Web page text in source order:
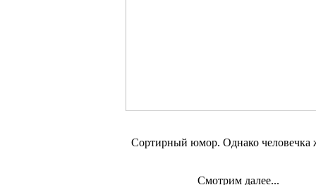
Сортирный юмор. Однако человечка
Смотрим далее...